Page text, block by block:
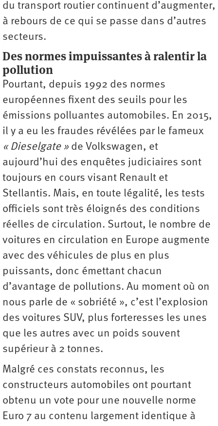
du transport routier continuent d’augmenter,
à rebours de ce qui se passe dans d’autres
secteurs.
Des normes impuissantes à ralentir la
pollution
Pourtant, depuis 1992 des normes
européennes fixent des seuils pour les
émissions polluantes automobiles. En 2015,
il y a eu les fraudes révélées par le fameux
« Dieselgate » de Volkswagen, et
aujourd’hui des enquêtes judiciaires sont
toujours en cours visant Renault et
Stellantis. Mais, en toute légalité, les tests
officiels sont très éloignés des conditions
réelles de circulation. Surtout, le nombre de
voitures en circulation en Europe augmente
avec des véhicules de plus en plus
puissants, donc émettant chacun
d’avantage de pollutions. Au moment où on
nous parle de « sobriété », c’est l’explosion
des voitures SUV, plus forteresses les unes
que les autres avec un poids souvent
supérieur à 2 tonnes.
Malgré ces constats reconnus, les
constructeurs automobiles ont pourtant
obtenu un vote pour une nouvelle norme
Euro 7 au contenu largement identique à